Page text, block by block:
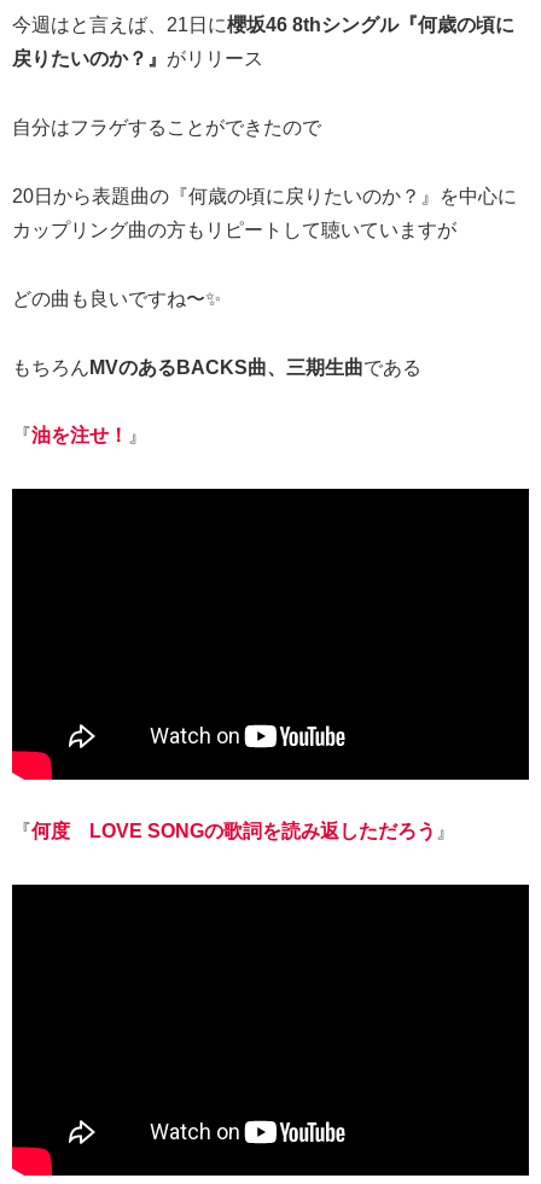
今週はと言えば、21日に櫻坂46 8thシングル『何歳の頃に
戻りたいのか？』 がリリース
自分はフラゲすることができたので
20日から表題曲の『何歳の頃に戻りたいのか？』を中心に
カップリング曲の方もリピートして聴いていますが
どの曲も良いですね〜✨
もちろん MVのあるBACKS曲、三期生曲である
『油を注せ！ 』
『何度 LOVE SONGの歌詞を読み返しただろう 』